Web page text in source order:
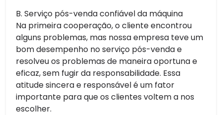
B. Serviço pós-venda confiável da máquina
Na primeira cooperação, o cliente encontrou
alguns problemas, mas nossa empresa teve um
bom desempenho no serviço pós-venda e
resolveu os problemas de maneira oportuna e
eficaz, sem fugir da responsabilidade. Essa
atitude sincera e responsável é um fator
importante para que os clientes voltem a nos
escolher.